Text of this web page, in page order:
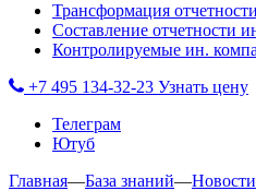
Трансформация
Составление отчетности
Контролируемые ин.
+7 495 134-32-23 Узнать цену
Телеграм
Ютуб
Главная—База знаний—Новости